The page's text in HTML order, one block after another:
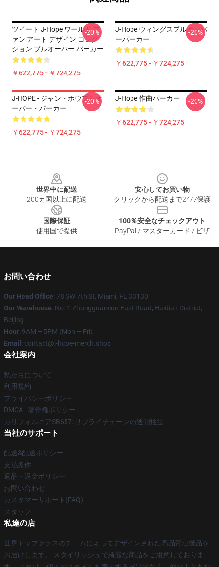
ツイート J-Hope ワールド フ
ァン アート デザイン コレク
ション プルオーバー パーカー
￥622,775 - ￥724,275
-20%
J-Hope ウィングスプルオーバ
ーパーカー
￥622,775 - ￥724,275
-20%
J-HOPE - ジャン・ホウプルオ
ーバー・パーカー
￥622,775 - ￥724,275
-20% J-Hope 作曲パーカー
￥622,775 - ￥724,275
-20%
世界中に配送
200カ国以上に配送
安心してお買い物
クリックから配送まで24/7保護
国際保証
使用国で提供
100％安全なチェックアウト
PayPal / マスターカード / ビザ
お問い合わせ
Our Head Office: 78 SW 7th St, Miami, FL 33130
Our Warehouse: No. 1 Zhongguancun East Road, Haidian District,
Beijing
Hour: 9AM – 5PM (Mon – Fri)
Email : contact@j-hope-merch.shop
会社案内
私たちについて
利用規約
プライバシーポリシー
DMCA - 著作権ポリシー
カリフォルニアSB657: サプライチェーンの透明性法
当社のサポート
配送&配送ポリシー
支払条件
返品・返金ポリシー
お問い合わせ
カスタマーサポート(FAQ)
スタッフ
私達の店
世界トップクラスのチームによってデザインされた高品質な製品を
お届けします。 スタイリッシュで綺麗な商品をご用意しておりま